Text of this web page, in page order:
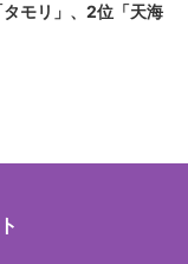
モリ」、2位「天海